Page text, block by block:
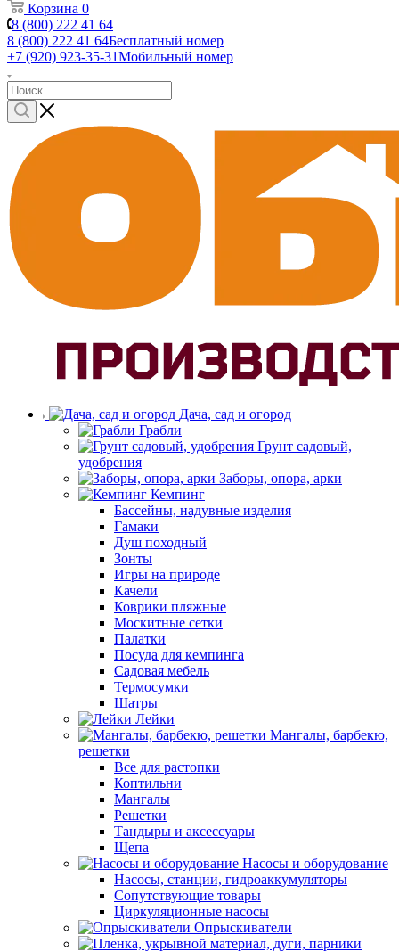
Корзина 0
8 (800) 222 41 64
8 (800) 222 41 64Бесплатный номер
+7 (920) 923-35-31Мобильный номер
Дача, сад и огород
Грабли
Грунт садовый,
удобрения
Заборы, опора, арки
Кемпинг
Бассейны, надувные изделия
Гамаки
Душ походный
Зонты
Игры на природе
Качели
Коврики пляжные
Москитные сетки
Палатки
Посуда для кемпинга
Садовая мебель
Термосумки
Шатры
Лейки
Мангалы, барбекю,
решетки
Все для растопки
Коптильни
Мангалы
Решетки
Тандыры и аксессуары
Щепа
Насосы и оборудование
Насосы, станции, гидроаккумуляторы
Сопутствующие товары
Циркуляционные насосы
Опрыскиватели